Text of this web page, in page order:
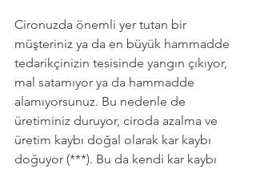
Cironuzda önemli yer tutan bir
müşteriniz ya da en büyük hammadde
tedarikçinizin tesisinde yangın çıkıyor,
mal satamıyor ya da hammadde
alamıyorsunuz. Bu nedenle de
üretiminiz duruyor, ciroda azalma ve
üretim kaybı doğal olarak kar kaybı
doğuyor (***). Bu da kendi kar kaybı